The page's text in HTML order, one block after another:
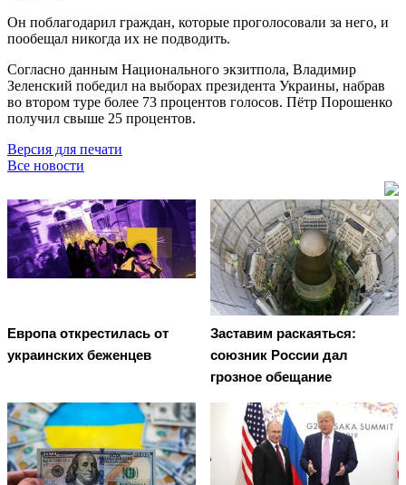
Он поблагодарил граждан, которые проголосовали за него, и
пообещал никогда их не подводить.
Согласно данным Национального экзитпола, Владимир
Зеленский победил на выборах президента Украины, набрав
во втором туре более 73 процентов голосов. Пётр Порошенко
получил свыше 25 процентов.
Версия для печати
Все новости
Европа открестилась от
украинских беженцев
Заставим раскаяться:
союзник России дал
грозное обещание